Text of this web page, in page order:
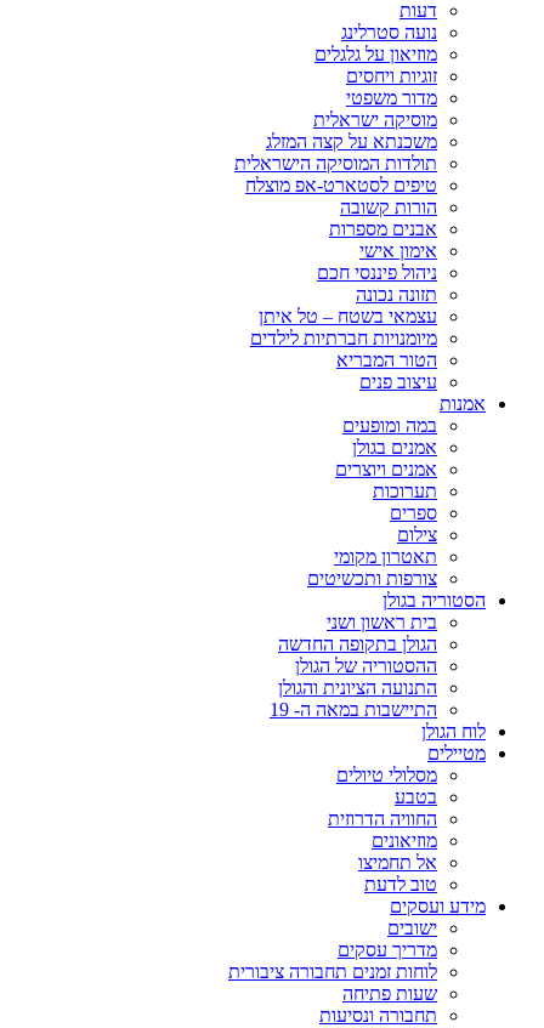
דעות
נועה סטרלינג
מוזיאון על גלגלים
זוגיות ויחסים
מדור משפטי
מוסיקה ישראלית
משכנתא על קצה המזלג
תולדות המוסיקה הישראלית
טיפים לסטארט-אפ מוצלח
הורות קשובה
אבנים מספרות
אימון אישי
ניהול פיננסי חכם
תזונה נכונה
עצמאי בשטח – טל איתן
מיומנויות חברתיות לילדים
הטור המבריא
עיצוב פנים
אמנות
במה ומופעים
אמנים בגולן
אמנים ויוצרים
תערוכות
ספרים
צילום
תאטרון מקומי
צורפות ותכשיטים
הסטוריה בגולן
בית ראשון ושני
הגולן בתקופה החדשה
ההסטוריה של הגולן
התנועה הציונית והגולן
התיישבות במאה ה- 19
לוח הגולן
מטיילים
מסלולי טיולים
בטבע
החוויה הדרוזית
מוזיאונים
אל תחמיצו
טוב לדעת
מידע ועסקים
ישובים
מדריך עסקים
לוחות זמנים תחבורה ציבורית
שעות פתיחה
תחבורה ונסיעות